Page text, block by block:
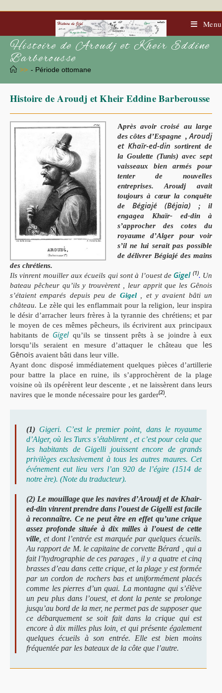
to
Menu
Histoire de Aroudj et Kheir Eddine
Barberousse
>> - Période ottomane
Histoire de Aroudj et Kheir Eddine Barberousse
Après avoir croisé au large
des côtes d’Espagne , Aroudj
et Khaïr-ed-din sortirent de
la Goulette (Tunis) avec sept
vaisseaux bien armés pour
tenter de nouvelles
entreprises. Aroudj avait
toujours à cœur la conquête
de Bégiajé (Béjaia) ; il
engagea Khaïr- ed-din à
s’approcher des cotes du
royaume d’Alger pour voir
s’il ne lui serait pas possible
de délivrer Bégiajé des mains
des chrétiens.
Ils vinrent mouiller aux écueils qui sont à l’ouest de Gigel (1). Un
bateau pêcheur qu’ils y trouvèrent , leur apprit que les Gênois
s’étaient emparés depuis peu de Gigel
, et y avaient bâti un
château. Le zèle qui les enflammait pour la religion, leur inspira
le désir d’arracher leurs frères à la tyrannie des chrétiens; et par
le moyen de ces mêmes pêcheurs, ils écrivirent aux principaux
habitants de Gigel qu’ils se tinssent prêts à se joindre à eux
lorsqu’ils seraient en mesure d’attaquer le château que les
Gênois avaient bâti dans leur ville.
Ayant donc disposé immédiatement quelques pièces d’artillerie
pour battre la place en ruine, ils s’approchèrent de la plage
voisine où ils opérèrent leur descente , et ne laissèrent dans leurs
navires que le monde nécessaire pour les garder(2).
(1) Gigeri. C’est le premier point, dans le royaume
d’Alger, où les Turcs s’établirent , et c’est pour cela que
les habitants de Gigelli jouissent encore de grands
privilèges exclusivement à tous les autres maures. Cet
événement eut lieu vers l’an 920 de l’égire (1514 de
notre ère). (Note du traducteur).
(2) Le mouillage que les navires d’Aroudj et de Khair-
ed-din vinrent prendre dans l’ouest de Gigelli est facile
à reconnaître. Ce ne peut être en effet qu’une crique
assez profonde située à dix milles à l’ouest de cette
ville , et dont l’entrée est marquée par quelques écueils.
Au rapport de M. le capitaine de corvette Bérard , qui a
fait l’hydrographie de ces parages , il y a quatre et cinq
brasses d’eau dans cette crique, et la plage y est formée
par un cordon de rochers bas et uniformément placés
comme les pierres d’un quai. La montagne qui s’élève
un peu plus dans l’ouest, et dont la pente se prolonge
jusqu’au bord de la mer, ne permet pas de supposer que
ce débarquement se soit fait dans la crique qui est
encore à dix milles plus loin, et qui présente également
quelques écueils à son entrée. Elle est bien moins
fréquentée par les bateaux de la côte que l’autre.